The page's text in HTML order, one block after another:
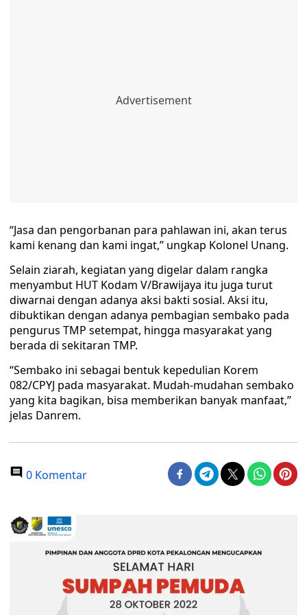
“Jasa dan pengorbanan para pahlawan ini, akan terus
kami kenang dan kami ingat,” ungkap Kolonel Unang.
Selain ziarah, kegiatan yang digelar dalam rangka
menyambut HUT Kodam V/Brawijaya itu juga turut
diwarnai dengan adanya aksi bakti sosial. Aksi itu,
dibuktikan dengan adanya pembagian sembako pada
pengurus TMP setempat, hingga masyarakat yang
berada di sekitaran TMP.
“Sembako ini sebagai bentuk kepedulian Korem
082/CPYJ pada masyarakat. Mudah-mudahan sembako
yang kita bagikan, bisa memberikan banyak manfaat,”
jelas Danrem.
0 Komentar